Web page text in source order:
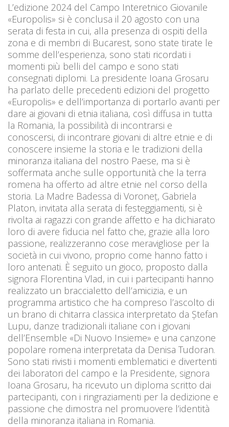
L’edizione 2024 del Campo Interetnico Giovanile
«Europolis» si è conclusa il 20 agosto con una
serata di festa in cui, alla presenza di ospiti della
zona e di membri di Bucarest, sono state tirate le
somme dell’esperienza, sono stati ricordati i
momenti più belli del campo e sono stati
consegnati diplomi. La presidente Ioana Grosaru
ha parlato delle precedenti edizioni del progetto
«Europolis» e dell’importanza di portarlo avanti per
dare ai giovani di etnia italiana, così diffusa in tutta
la Romania, la possibilità di incontrarsi e
conoscersi, di incontrare giovani di altre etnie e di
conoscere insieme la storia e le tradizioni della
minoranza italiana del nostro Paese, ma si è
soffermata anche sulle opportunità che la terra
romena ha offerto ad altre etnie nel corso della
storia. La Madre Badessa di Voroneț, Gabriela
Platon, invitata alla serata di festeggiamenti, si è
rivolta ai ragazzi con grande affetto e ha dichiarato
loro di avere fiducia nel fatto che, grazie alla loro
passione, realizzeranno cose meravigliose per la
società in cui vivono, proprio come hanno fatto i
loro antenati. È seguito un gioco, proposto dalla
signora Florentina Vlad, in cui i partecipanti hanno
realizzato un braccialetto dell’amicizia, e un
programma artistico che ha compreso l’ascolto di
un brano di chitarra classica interpretato da Ștefan
Lupu, danze tradizionali italiane con i giovani
dell’Ensemble «Di Nuovo Insieme» e una canzone
popolare romena interpretata da Denisa Tudoran.
Sono stati rivisti i momenti emblematici e divertenti
dei laboratori del campo e la Presidente, signora
Ioana Grosaru, ha ricevuto un diploma scritto dai
partecipanti, con i ringraziamenti per la dedizione e
passione che dimostra nel promuovere l’identità
della minoranza italiana in Romania.